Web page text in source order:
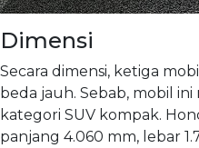
Dimensi
Secara dimensi, ketiga
beda jauh. Sebab, mobil
kategori SUV kompak.
panjang 4.060 mm, lebar